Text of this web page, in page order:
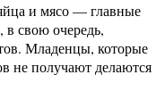
и мясо — главные
в свою очередь,
Младенцы, которые
не получают делаются